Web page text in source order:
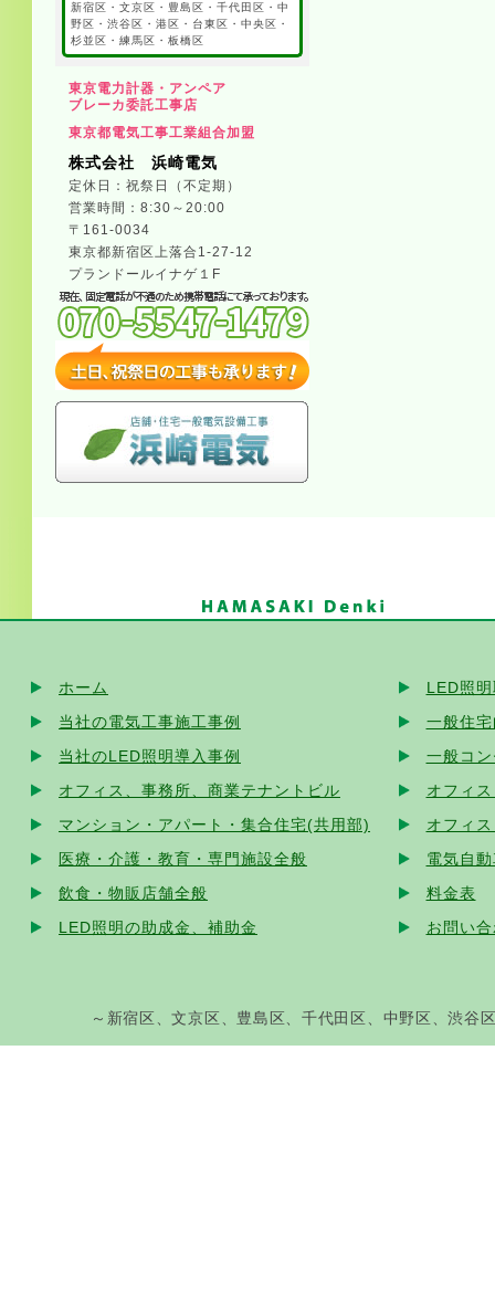
新宿区・文京区・豊島区・千代田区・中
野区・渋谷区・港区・台東区・中央区・
杉並区・練馬区・板橋区
東京電力計器・アンペア
ブレーカ委託工事店
東京都電気工事工業組合加盟
株式会社 浜崎電気
定休日：祝祭日（不定期）
営業時間：8:30～20:00
〒161-0034
東京都新宿区上落合1-27-12
プランドールイナゲ１F
ホーム
当社の電気工事施工事例
当社のLED照明導入事例
オフィス、事務所、商業テナントビル
マンション・アパート・集合住宅(共用部)
医療・介護・教育・専門施設全般
飲食・物販店舗全般
LED照明の助成金、補助金
LED照
一般住
一般コ
オフィ
オフィ
電気自
料金表
お問い
～新宿区、文京区、豊島区、千代田区、中野区、渋